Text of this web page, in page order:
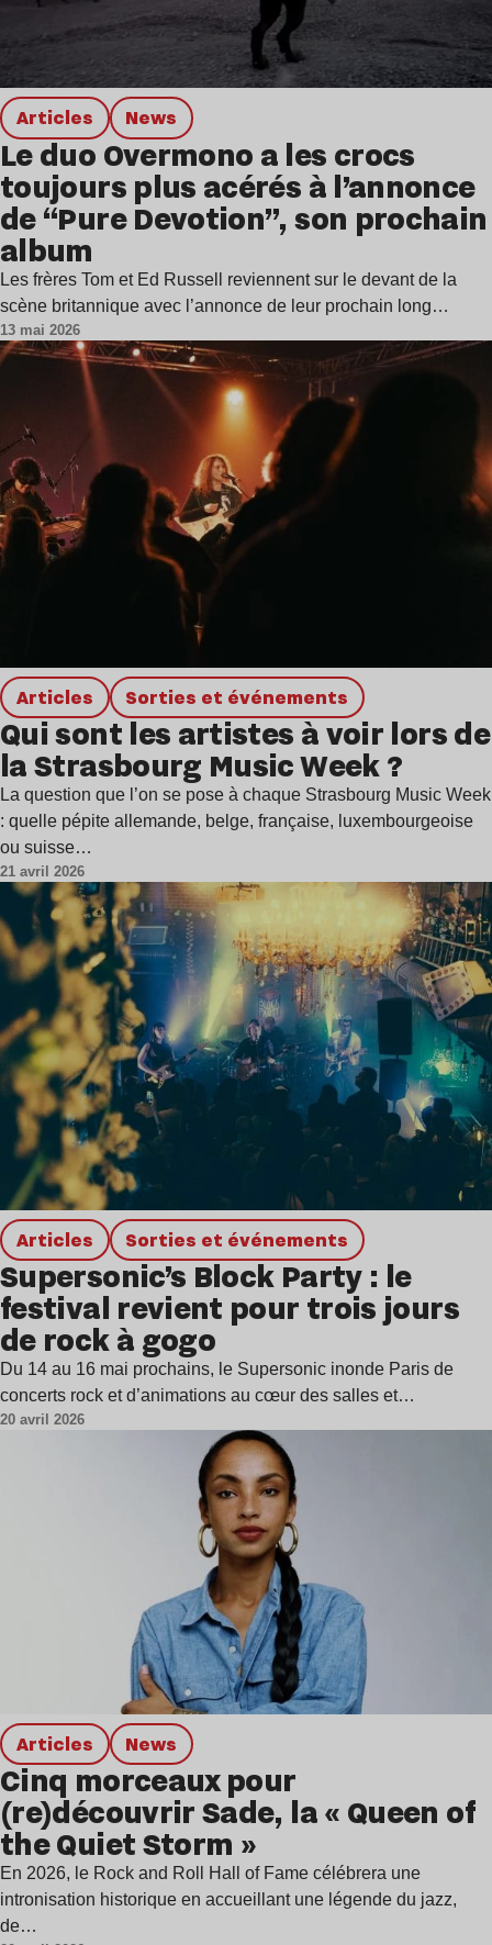
Articles news
Le duo Overmono a les crocs
toujours plus acérés à l’annonce
de “Pure Devotion”, son prochain
album
Les frères Tom et Ed Russell reviennent sur le devant de la
scène britannique avec l’annonce de leur prochain long…
13 mai 2026
Articles Sorties et événements
Qui sont les artistes à voir lors de
la Strasbourg Music Week ?
La question que l’on se pose à chaque Strasbourg Music Week
: quelle pépite allemande, belge, française, luxembourgeoise
ou suisse…
21 avril 2026
Articles Sorties et événements
Supersonic’s Block Party : le
festival revient pour trois jours
de rock à gogo
Du 14 au 16 mai prochains, le Supersonic inonde Paris de
concerts rock et d’animations au cœur des salles et…
20 avril 2026
Articles news
Cinq morceaux pour
(re)découvrir Sade, la « Queen of
the Quiet Storm »
En 2026, le Rock and Roll Hall of Fame célébrera une
intronisation historique en accueillant une légende du jazz,
de…